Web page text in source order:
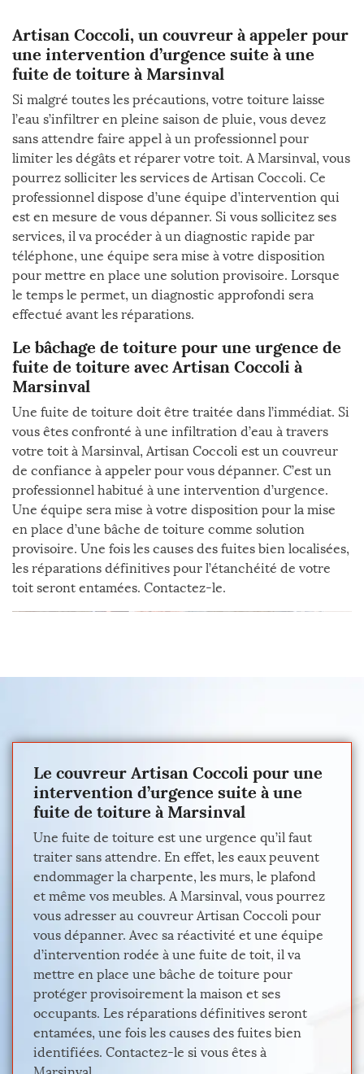
Artisan Coccoli, un couvreur à appeler pour
une intervention d’urgence suite à une
fuite de toiture à Marsinval
Si malgré toutes les précautions, votre toiture laisse
l’eau s’infiltrer en pleine saison de pluie, vous devez
sans attendre faire appel à un professionnel pour
limiter les dégâts et réparer votre toit. A Marsinval, vous
pourrez solliciter les services de Artisan Coccoli. Ce
professionnel dispose d’une équipe d’intervention qui
est en mesure de vous dépanner. Si vous sollicitez ses
services, il va procéder à un diagnostic rapide par
téléphone, une équipe sera mise à votre disposition
pour mettre en place une solution provisoire. Lorsque
le temps le permet, un diagnostic approfondi sera
effectué avant les réparations.
Le bâchage de toiture pour une urgence de
fuite de toiture avec Artisan Coccoli à
Marsinval
Une fuite de toiture doit être traitée dans l’immédiat. Si
vous êtes confronté à une infiltration d’eau à travers
votre toit à Marsinval, Artisan Coccoli est un couvreur
de confiance à appeler pour vous dépanner. C’est un
professionnel habitué à une intervention d’urgence.
Une équipe sera mise à votre disposition pour la mise
en place d’une bâche de toiture comme solution
provisoire. Une fois les causes des fuites bien localisées,
les réparations définitives pour l’étanchéité de votre
toit seront entamées. Contactez-le.
Le couvreur Artisan Coccoli pour une
intervention d’urgence suite à une
fuite de toiture à Marsinval
Une fuite de toiture est une urgence qu’il faut
traiter sans attendre. En effet, les eaux peuvent
endommager la charpente, les murs, le plafond
et même vos meubles. A Marsinval, vous pourrez
vous adresser au couvreur Artisan Coccoli pour
vous dépanner. Avec sa réactivité et une équipe
d’intervention rodée à une fuite de toit, il va
mettre en place une bâche de toiture pour
protéger provisoirement la maison et ses
occupants. Les réparations définitives seront
entamées, une fois les causes des fuites bien
identifiées. Contactez-le si vous êtes à